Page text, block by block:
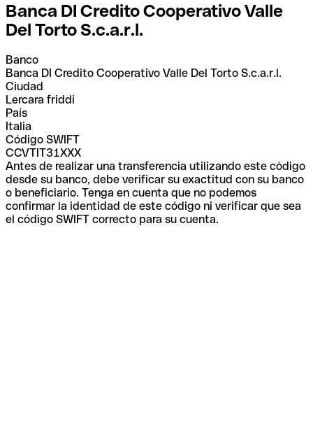
Banca DI Credito Cooperativo Valle
Del Torto S.c.a.r.l.
Banco
Banca DI Credito Cooperativo Valle Del Torto S.c.a.r.l.
Ciudad
Lercara friddi
País
Italia
Código SWIFT
CCVTIT31XXX
Antes de realizar una transferencia utilizando este código
desde su banco, debe verificar su exactitud con su banco
o beneficiario. Tenga en cuenta que no podemos
confirmar la identidad de este código ni verificar que sea
el código SWIFT correcto para su cuenta.